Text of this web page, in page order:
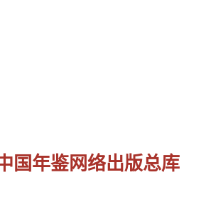
国年鉴网络出版总库